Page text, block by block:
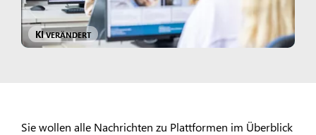
KIVERÄNDERT
Sie wollen alle Nachrichten zu Plattformen im Überblick